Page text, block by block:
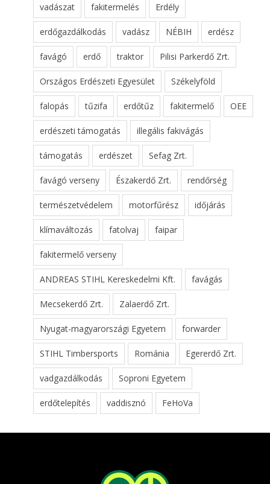
vadászat fakitermelés Erdély
erdőgazdálkodás vadász NÉBIH erdész
favágó erdő traktor Pilisi Parkerdő Zrt.
Országos Erdészeti Egyesület Székelyföld
falopás tűzifa erdőtűz fakitermelő OEE
erdészeti támogatás illegális fakivágás
támogatás erdészet Sefag Zrt.
favágó verseny Északerdő Zrt. rendőrség
természetvédelem motorfűrész időjárás
klímaváltozás fatolvaj faipar
fakitermelő verseny
ANDREAS STIHL Kereskedelmi Kft. favágás
Mecsekerdő Zrt. Zalaerdő Zrt.
Nyugat-magyarországi Egyetem forwarder
STIHL Timbersports Románia Egererdő Zrt.
vadgazdálkodás Soproni Egyetem
erdőtelepítés vaddisznó FeHoVa